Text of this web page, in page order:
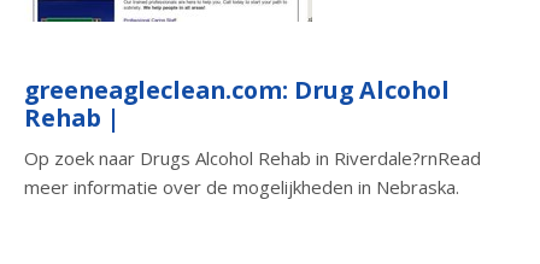
greeneagleclean.com: Drug Alcohol
Rehab |
Op zoek naar Drugs Alcohol Rehab in Riverdale?rnRead
meer informatie over de mogelijkheden in Nebraska.